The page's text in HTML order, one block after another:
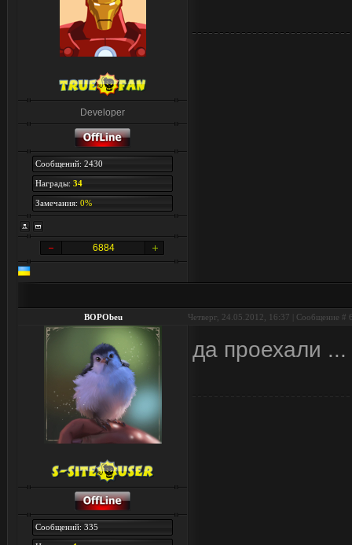
Developer
Сообщений: 2430
Награды: 34
Замечания: 0%
6884
BOPObeu Четверг, 24.05.2012, 16:37 | Сообщение #
Сообщений: 335
да проехали ...